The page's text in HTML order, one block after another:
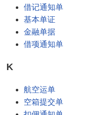
借记通知单
基本单证
金融单据
借项通知单
K
航空运单
空箱提交单